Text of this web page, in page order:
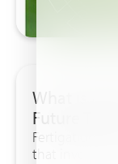
What is
Future
Fertigation is
that involves